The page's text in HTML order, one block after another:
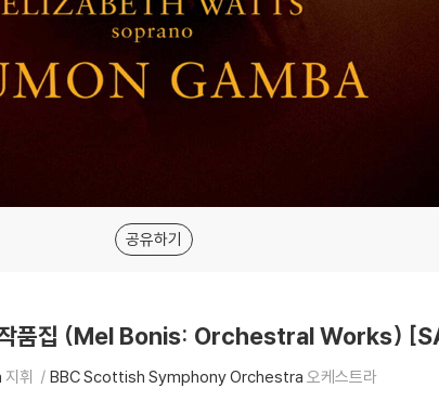
공유하기
작품집 (Mel Bonis: Orchestral Works)
지휘 BBC Scottish Symphony Orchestra 오케스트라